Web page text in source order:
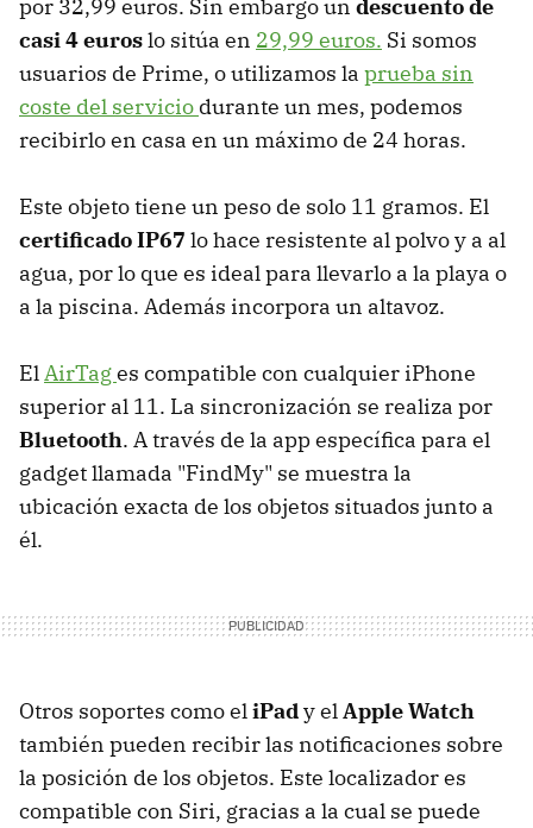
por 32,99 euros. Sin embargo un descuento de
casi 4 euroslo sitúa en 29,99 euros. Si somos
usuarios de Prime, o utilizamos la prueba sin
coste del servicio durante un mes, podemos
recibirlo en casa en un máximo de 24 horas.
Este objeto tiene un peso de solo 11 gramos. El
certificado IP67 lo hace resistente al polvo y a al
agua, por lo que es ideal para llevarlo a la playa o
a la piscina. Además incorpora un altavoz.
ElAirTages compatible con cualquier iPhone
superior al 11. La sincronización se realiza por
Bluetooth. A través de la app específica para el
gadget llamada "FindMy" se muestra la
ubicación exacta de los objetos situados junto a
él.
Otros soportes como eliPady elApple Watch
también pueden recibir las notificaciones sobre
la posición de los objetos. Este localizador es
compatible con Siri, gracias a la cual se puede